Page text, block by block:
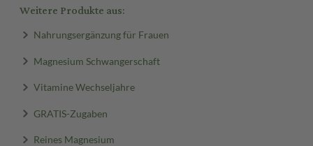
Weitere Produkte aus:
Nahrungsergänzung für Frauen
Magnesium Schwangerschaft
Vitamine Wechseljahre
GRATIS-Zugaben
Reines Magnesium